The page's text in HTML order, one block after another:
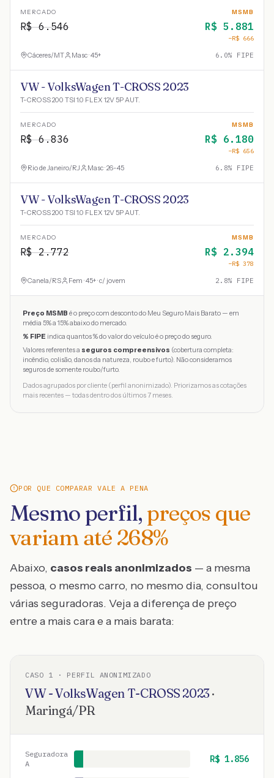
MERCADO
R$6.546
MSMB
R$ 5.881
−R$ 666
Cáceres/MT Masc · 45+ 6.0% FIPE
VW - VolksWagen T-CROSS 2023
T-CROSS 200 TSI 1.0 FLEX 12V 5P AUT.
MERCADO
R$6.836
MSMB
R$ 6.180
−R$ 656
Rio de Janeiro/RJ Masc · 26-45 6.8% FIPE
VW - VolksWagen T-CROSS 2023
T-CROSS 200 TSI 1.0 FLEX 12V 5P AUT.
MERCADO
R$2.772
MSMB
R$ 2.394
−R$ 378
Canela/RS Fem · 45+ · c/ jovem 2.8% FIPE
Preço MSMB é o preço com desconto do Meu Seguro Mais Barato — em
média 5% a 15% abaixo do mercado.
% FIPE indica quantos % do valor do veículo é o preço do seguro.
Valores referentes a seguros compreensivos (cobertura completa:
incêndio, colisão, danos da natureza, roubo e furto). Não consideramos
seguros de somente roubo/furto.
Dados agrupados por cliente (perfil anonimizado). Priorizamos as cotações
mais recentes — todas dentro dos últimos 7 meses.
POR QUE COMPARAR VALE A PENA
Mesmo perfil, preços que
variam até 268%
Abaixo, casos reais anonimizados — a mesma
pessoa, o mesmo carro, no mesmo dia, consultou
várias seguradoras. Veja a diferença de preço
entre a mais cara e a mais barata:
CASO 1 · PERFIL ANONIMIZADO
VW - VolksWagen T-CROSS 2023·
Maringá/PR
Seguradora
A
R$ 1.856